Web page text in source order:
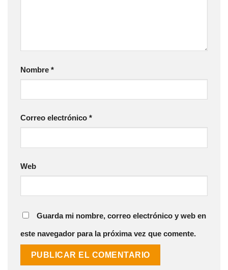
Nombre *
Correo electrónico *
Web
Guarda mi nombre, correo electrónico y web en
este navegador para la próxima vez que comente.